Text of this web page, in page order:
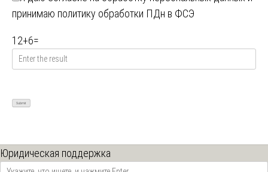
принимаю политику обработки ПДн в ФСЭ
12+6=
Юридическая поддержка